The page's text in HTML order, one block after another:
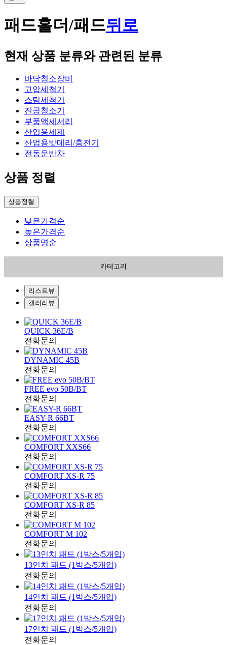
패드홀더/패드뒤로
현재 상품 분류와 관련된 분류
바닥청소장비
고압세척기
스팀세척기
진공청소기
부품액세서리
산업용세제
산업용밧데리/충전기
전동운반차
상품 정렬
상품정렬
낮은가격순
높은가격순
상품명순
카테고리
리스트뷰
갤러리뷰
QUICK 36E/B
전화문의
DYNAMIC 45B
전화문의
FREE evo 50B/BT
전화문의
EASY-R 66BT
전화문의
COMFORT XXS66
전화문의
COMFORT XS-R 75
전화문의
COMFORT XS-R 85
전화문의
COMFORT M 102
전화문의
13인치 패드 (1박스/5개입)
전화문의
14인치 패드 (1박스/5개입)
전화문의
17인치 패드 (1박스/5개입)
전화문의